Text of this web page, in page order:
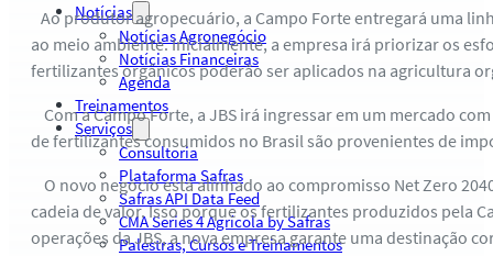
Notícias
Notícias Agronegócio
Notícias Financeiras
Agenda
Treinamentos
Serviços
Consultoria
Plataforma Safras
Safras API Data Feed
CMA Series 4 Agrícola by Safras
Palestras, Cursos e Treinamentos
Ao produtor agropecuário, a Campo Forte entregará uma
ao meio ambiente. Inicialmente, a empresa irá priorizar os
fertilizantes orgânicos poderão ser aplicados na agricultura
Com a Campo Forte, a JBS irá ingressar em um mercado
de fertilizantes consumidos no Brasil são provenientes de
O novo negócio está alinhado ao compromisso Net Zero
cadeia de valor. Isso porque os fertilizantes produzidos pela
operações da JBS, a nova empresa garante uma destinação